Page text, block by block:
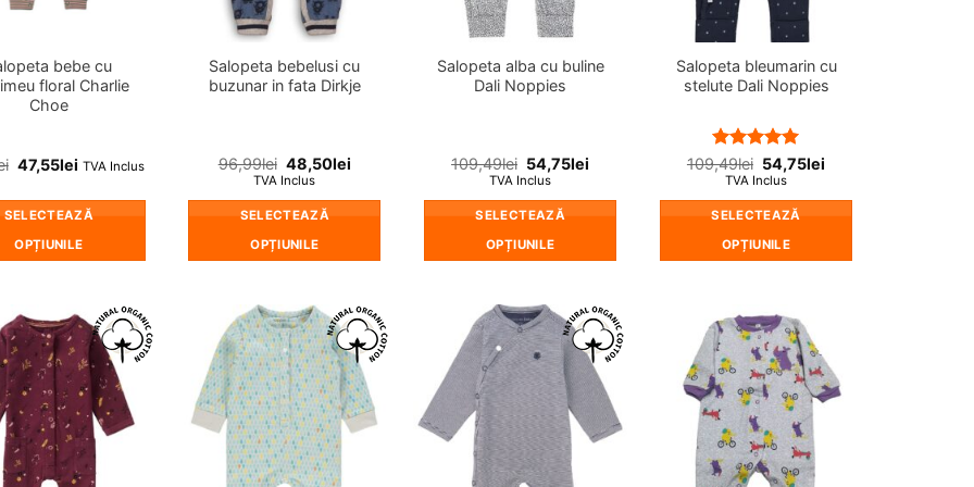
pagina
pagina
bebe cu
floral Charlie
Choe
47,55lei TVA Inclus
SELECTEAZĂ
OPȚIUNILE
are
mai
multe
variații.
Opțiunile
pot
fi
Salopeta bebelusi cu
buzunar in fata Dirkje
96,99lei 48,50lei
TVA Inclus
SELECTEAZĂ
OPȚIUNILE
are
mai
multe
variații.
Opțiunile
pot
fi
Salopeta alba cu buline
Dali Noppies
109,49lei 54,75lei
TVA Inclus
SELECTEAZĂ
OPȚIUNILE
are
mai
multe
variații.
Opțiunile
pot
fi
Salopeta bleumarin cu
stelute Dali Noppies
Evaluat la
din 5
109,49lei 54,75lei
TVA Inclus
SELECTEAZĂ
OPȚIUNILE
are
mai
multe
variații.
Opțiunile
pot
fi
❤
Adauga
in
wishlist!
❤
Adauga
in
wishlist!
❤
Adauga
wishlist!
❤
Adauga
in